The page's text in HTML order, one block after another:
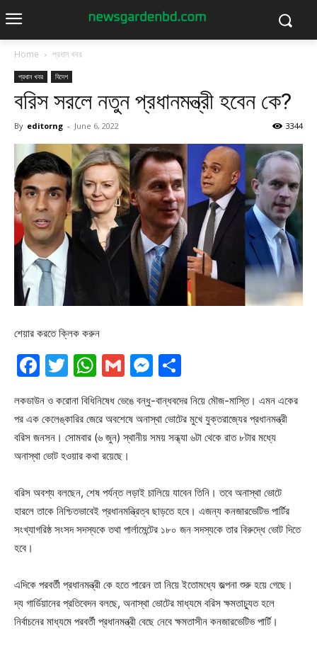
Home প্রধান খবর
প্রধান খবর বিদেশ
বরিস সরলে নতুন প্রধানমন্ত্রী হবেন কে?
By editorng - June 6, 2022 3344
শেয়ার করতে ক্লিক করুন
Facebook
Twitter
WhatsApp
GmailMessenger
লকডাউন ও করোনা বিধিনিষেধ ভেঙে বন্ধু-বান্ধবদের নিয়ে মৌজ-মাস্তি। এমন একের
পর এক কেলেঙ্কারির জেরে অবশেষে অনাস্থা ভোটের মুখে যুক্তরাজ্যের প্রধানমন্ত্রী
বরিস জনসন। সোমবার (৬ জুন) স্থানীয় সময় সন্ধ্যা ৬টা থেকে রাত ৮টার মধ্যে
অনাস্থা ভোট হওয়ার কথা রয়েছে।
বরিস অবশ্য বলছেন, শেষ পর্যন্ত লড়াই চালিয়ে যাবেন তিনি। তবে অনাস্থা ভোটে
হারলে তাকে নিশ্চিতভাবেই প্রধানমন্ত্রিত্ব ছাড়তে হবে। এজন্য কনজারভেটিভ পার্টির
সংখ্যাগরিষ্ঠ সংসদ সদস্যকে তথা পার্লামেন্টের ১৮০ জন সদস্যকে তার বিরুদ্ধে ভোট দিতে
হবে।
এদিকে পরবর্তী প্রধানমন্ত্রী কে হতে পারেন তা নিয়ে ইতোমধ্যে জল্পনা শুরু হয়ে গেছে।
দ্য গার্ডিয়ানের প্রতিবেদন বলছে, অনাস্থা ভোটের মাধ্যমে বরিস ক্ষমতাচ্যুত হলে
নির্বাচনের মাধ্যমে পরবর্তী প্রধানমন্ত্রী বেছে নেবে ক্ষমতাসীন কনজারভেটিভ পার্টি।